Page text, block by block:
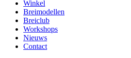
Winkel
Breimodellen
Breiclub
Workshops
Nieuws
Contact